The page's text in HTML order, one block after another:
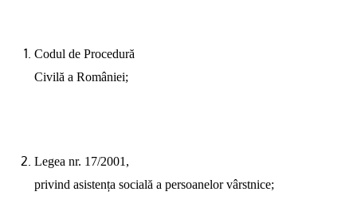
Codul de Procedură
Civilă a României;
Legea nr. 17/2001,
privind asistența socială a persoanelor vârstnice;